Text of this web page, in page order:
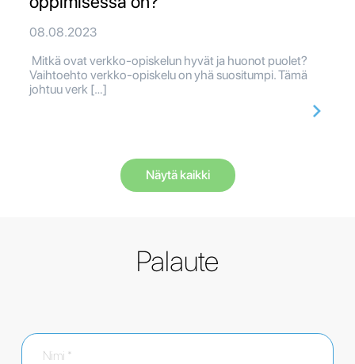
08.08.2023
Mitkä ovat verkko-opiskelun hyvät ja huonot puolet?
Vaihtoehto verkko-opiskelu on yhä suositumpi. Tämä
johtuu verk […]
Näytä kaikki
Palaute